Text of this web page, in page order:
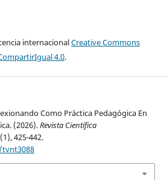
internacionalCreative Commons
4.0.
Como Práctica Pedagógica En
(2026).Revista Científica
(1), 425-442.